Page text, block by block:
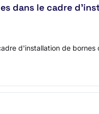
dans le cadre
d'installation de